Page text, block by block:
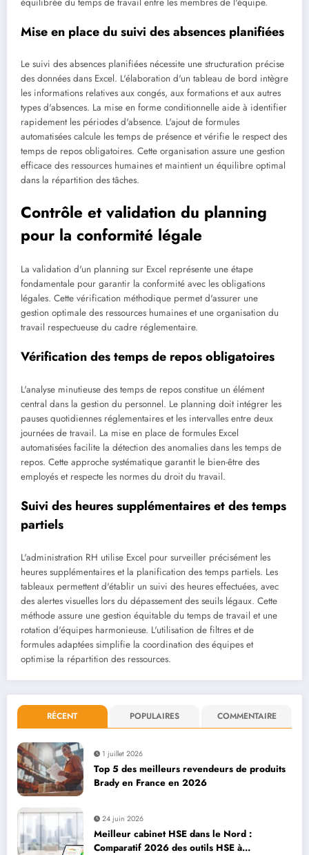
Mise en place du suivi des absences planifiées
Le suivi des absences planifiées nécessite une structuration précise
des données dans Excel. L'élaboration d'un tableau de bord intègre
les informations relatives aux congés, aux formations et aux autres
types d'absences. La mise en forme conditionnelle aide à identifier
rapidement les périodes d'absence. L'ajout de formules
automatisées calcule les temps de présence et vérifie le respect des
temps de repos obligatoires. Cette organisation assure une gestion
efficace des ressources humaines et maintient un équilibre optimal
dans la répartition des tâches.
Contrôle et validation du planning
pour la conformité légale
La validation d'un planning sur Excel représente une étape
fondamentale pour garantir la conformité avec les obligations
légales. Cette vérification méthodique permet d'assurer une
gestion optimale des ressources humaines et une organisation du
travail respectueuse du cadre réglementaire.
Vérification des temps de repos obligatoires
L'analyse minutieuse des temps de repos constitue un élément
central dans la gestion du personnel. Le planning doit intégrer les
pauses quotidiennes réglementaires et les intervalles entre deux
journées de travail. La mise en place de formules Excel
automatisées facilite la détection des anomalies dans les temps de
repos. Cette approche systématique garantit le bien-être des
employés et respecte les normes du droit du travail.
Suivi des heures supplémentaires et des temps
partiels
L'administration RH utilise Excel pour surveiller précisément les
heures supplémentaires et la planification des temps partiels. Les
tableaux permettent d'établir un suivi des heures effectuées, avec
des alertes visuelles lors du dépassement des seuils légaux. Cette
méthode assure une gestion équitable du temps de travail et une
rotation d'équipes harmonieuse. L'utilisation de filtres et de
formules adaptées simplifie la coordination des équipes et
optimise la répartition des ressources.
RÉCENT POPULAIRES COMMENTAIRE
1 juillet 2026
Top 5 des meilleurs revendeurs de produits
Brady en France en 2026
24 juin 2026
Meilleur cabinet HSE dans le Nord :
Comparatif 2026 des outils HSE à